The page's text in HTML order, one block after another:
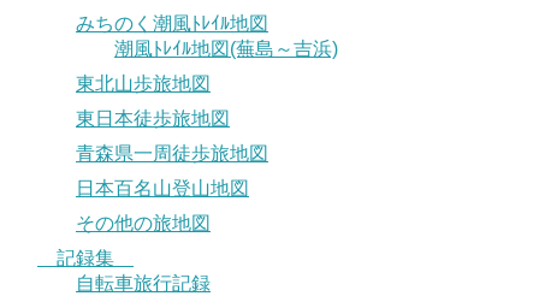
みちのく潮風ﾄﾚｲﾙ地図
潮風ﾄﾚｲﾙ地図(蕪島～吉浜)
東北山歩旅地図
東日本徒歩旅地図
青森県一周徒歩旅地図
日本百名山登山地図
その他の旅地図
記録集
自転車旅行記録